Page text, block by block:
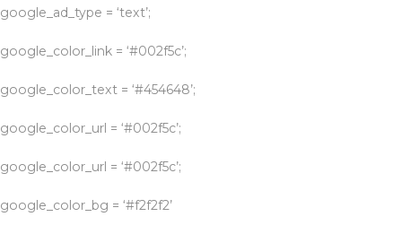
google_ad_type = ‘text’;
google_color_link = ‘#002f5c’;
google_color_text = ‘#454648’;
google_color_url = ‘#002f5c’;
google_color_url = ‘#002f5c’;
google_color_bg = ‘#f2f2f2’